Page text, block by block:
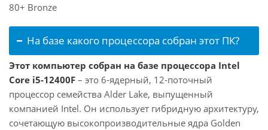
80+ Bronze
На базе какого процессора собран этот ПК?
Этот компьютер собран на базе процессора Intel
Core i5-12400F – это 6-ядерный, 12-поточный
процессор семейства Alder Lake, выпущенный
компанией Intel. Он использует гибридную архитектуру,
сочетающую высокопроизводительные ядра Golden